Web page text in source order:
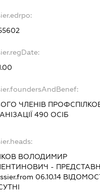
ЧЛЕНІВ
490 ОСІБ
ВОЛОДИМИР
-
06.10.14